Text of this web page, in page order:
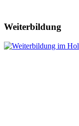
Weiterbildung